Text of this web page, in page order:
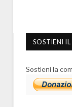
SOSTIENI
Sostieni la